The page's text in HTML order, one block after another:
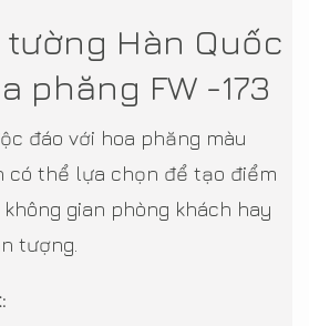
Hàn Quốc
phăng FW -173
đáo với hoa phăng màu
có thể lựa chọn để tạo điểm
gian phòng khách hay
tượng.